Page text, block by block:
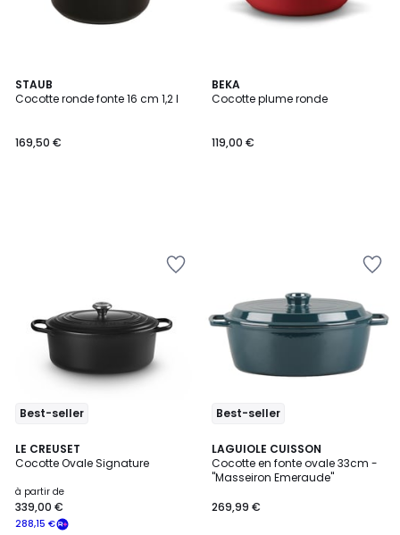
STAUB
Cocotte ronde fonte 16 cm 1,2 l
169,50 €
BEKA
Cocotte plume ronde
119,00 €
Best-seller
LE CREUSET
Cocotte Ovale Signature
à partir de
288,15 €
339,00 €
4,7
/ 5
Best-seller
LAGUIOLE CUISSON
Cocotte en fonte ovale 33cm -
"Masseiron Emeraude"
269,99 €